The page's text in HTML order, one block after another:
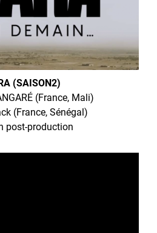
(SAISON2)
(France, Mali)
(France, Sénégal)
post-production